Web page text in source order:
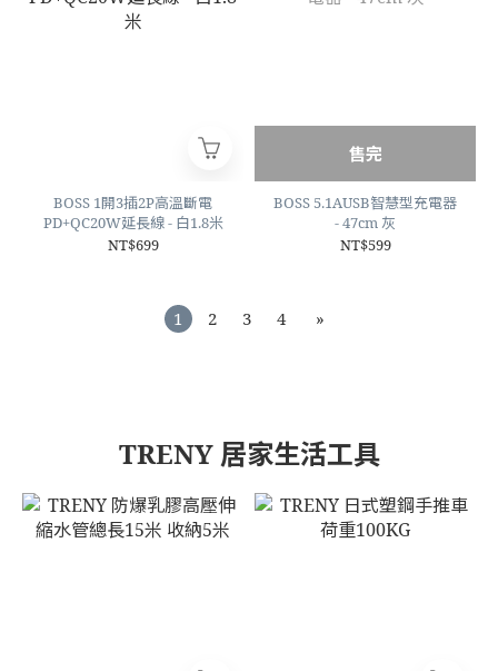
BOSS 1開3插2P高溫斷電
PD+QC20W延長線 - 白1.8米
NT$699
售完
BOSS 5.1AUSB智慧型充電器
- 47cm 灰
NT$599
1 2 3 4 »
TRENY 居家生活工具